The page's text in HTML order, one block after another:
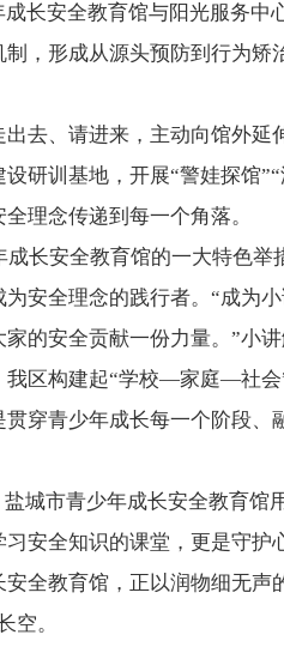
长安全教育馆与阳光服务
，形成从源头预防到行为
去、请进来，主动向馆外
研训基地，开展“警娃探馆
理念传递到每一个角落。
长安全教育馆的一大特色
安全理念的践行者。“成为
的安全贡献一份力量。”小讲
我区构建起“学校—家庭—社
穿青少年成长每一个阶段、
城市青少年成长安全教育
安全知识的课堂，更是守护
全教育馆，正以润物细无
空。